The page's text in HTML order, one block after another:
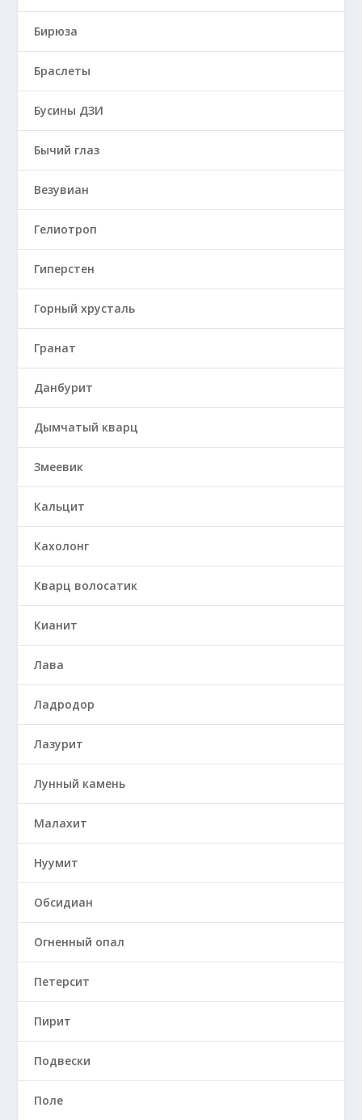
Бирюза
Браслеты
Бусины ДЗИ
Бычий глаз
Везувиан
Гелиотроп
Гиперстен
Горный хрусталь
Гранат
Данбурит
Дымчатый кварц
Змеевик
Кальцит
Кахолонг
Кварц волосатик
Кианит
Лава
Ладродор
Лазурит
Лунный камень
Малахит
Нуумит
Обсидиан
Огненный опал
Петерсит
Пирит
Подвески
Поле